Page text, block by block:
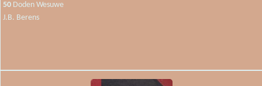
50 Doden Wesuwe
J.B. Berens